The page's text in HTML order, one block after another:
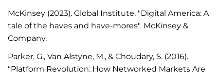
McKinsey (2023). Global Institute. "Digital America: A
tale of the haves and have-mores". McKinsey &
Company.
Parker, G., Van Alstyne, M., & Choudary, S. (2016).
“Platform Revolution: How Networked Markets Are